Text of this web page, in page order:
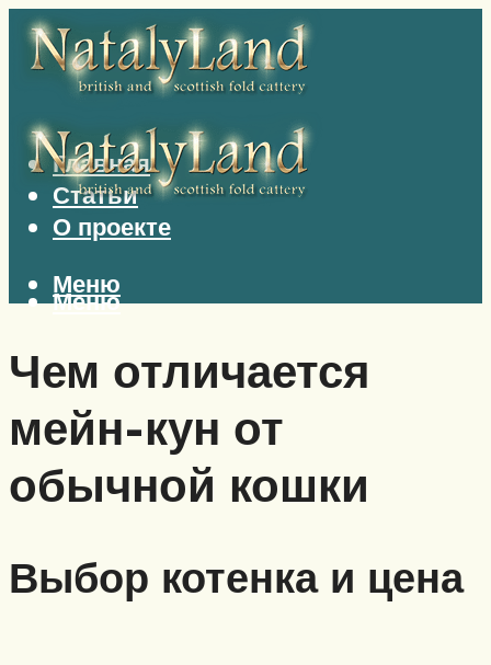
Главная
Статьи
О проекте
Меню
Меню
Чем отличается
мейн-кун от
обычной кошки
Выбор котенка и цена